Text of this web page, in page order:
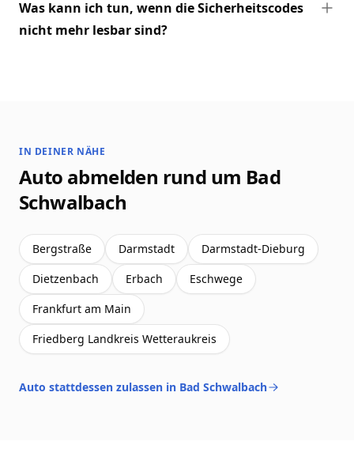
Was kann ich tun, wenn die Sicherheitscodes
nicht mehr lesbar sind?
IN DEINER NÄHE
Auto abmelden rund um Bad
Schwalbach
Bergstraße Darmstadt
Darmstadt-Dieburg
Dietzenbach
Erbach
Eschwege
Frankfurt am Main
Friedberg Landkreis Wetteraukreis
Auto stattdessen zulassen in Bad Schwalbach